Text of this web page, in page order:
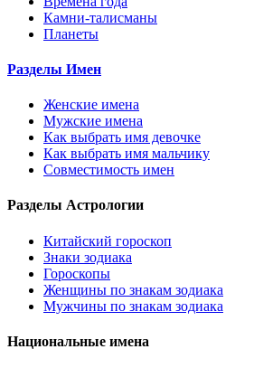
Камни-талисманы
Планеты
Разделы Имен
Женские имена
Мужские имена
Как выбрать имя девочке
Как выбрать имя мальчику
Совместимость имен
Разделы Астрологии
Китайский гороскоп
Знаки зодиака
Гороскопы
Женщины по знакам зодиака
Мужчины по знакам зодиака
Национальные имена